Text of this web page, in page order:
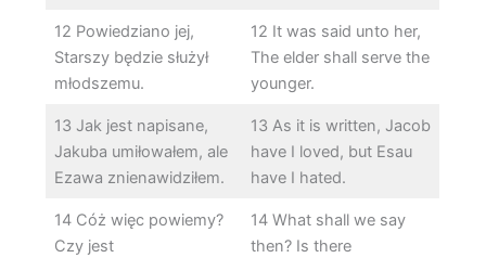
12 Powiedziano jej,
Starszy będzie służył
młodszemu.
12 It was said unto her,
The elder shall serve the
younger.
13 Jak jest napisane,
Jakuba umiłowałem, ale
Ezawa znienawidziłem.
13 As it is written, Jacob
have I loved, but Esau
have I hated.
14 Cóż więc powiemy?
Czy jest
14 What shall we say
then? Is there